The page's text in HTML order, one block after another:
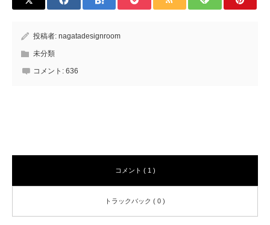
投稿者: nagatadesignroom
未分類
コメント: 636
コメント ( 1 )
トラックバック ( 0 )